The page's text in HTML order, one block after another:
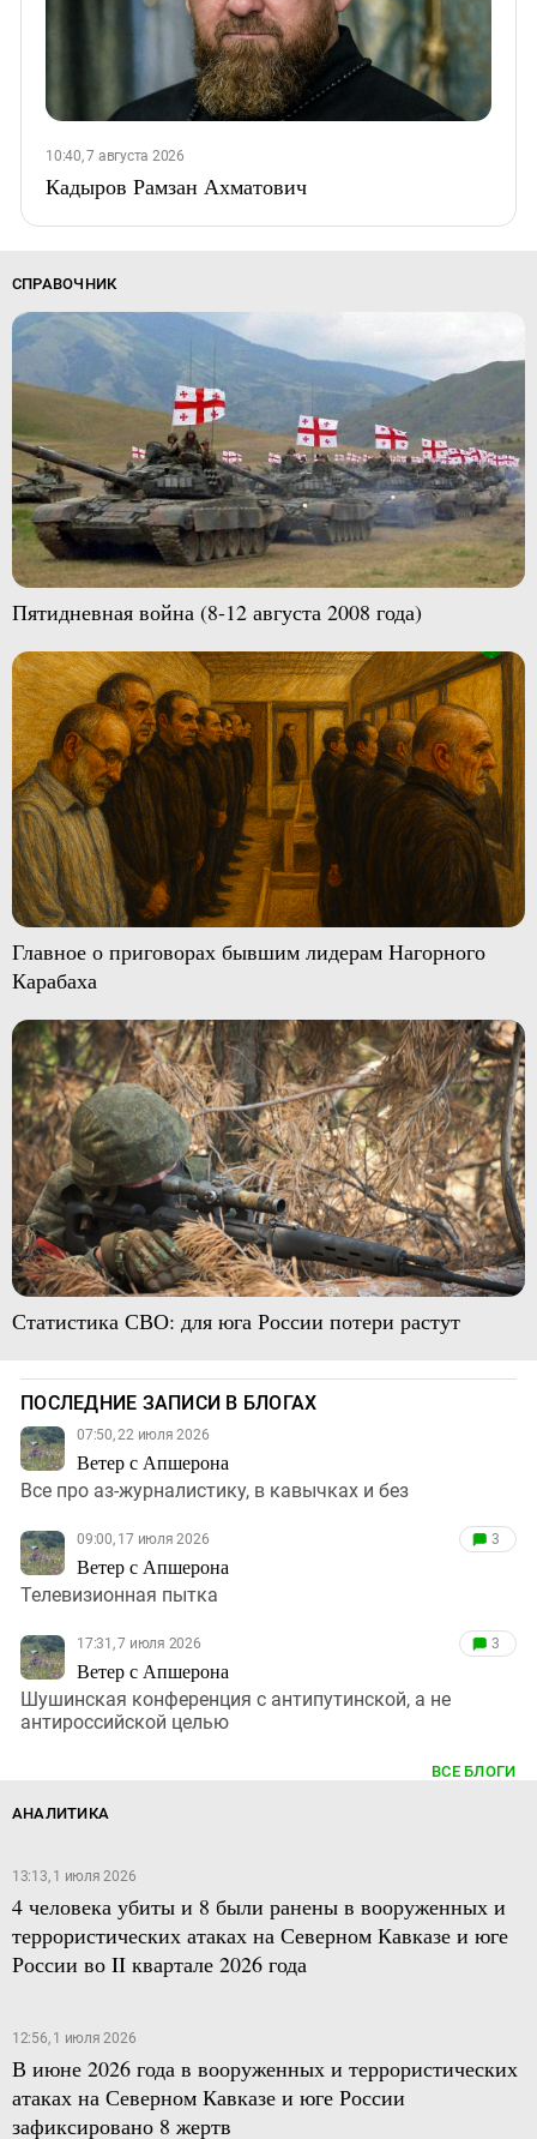
10:40, 7 августа 2026
Кадыров Рамзан Ахматович
СПРАВОЧНИК
Пятидневная война (8-12 августа 2008 года)
Главное о приговорах бывшим лидерам Нагорного
Карабаха
Статистика СВО: для юга России потери растут
ПОСЛЕДНИЕ ЗАПИСИ В БЛОГАХ
07:50, 22 июля 2026
Ветер с Апшерона
Все про аз-журналистику, в кавычках и без
09:00, 17 июля 2026
Ветер с Апшерона
3
Телевизионная пытка
17:31, 7 июля 2026
Ветер с Апшерона
3
Шушинская конференция с антипутинской, а не
антироссийской целью
ВСЕ БЛОГИ
АНАЛИТИКА
13:13, 1 июля 2026
4 человека убиты и 8 были ранены в вооруженных и
террористических атаках на Северном Кавказе и юге
России во II квартале 2026 года
12:56, 1 июля 2026
В июне 2026 года в вооруженных и террористических
атаках на Северном Кавказе и юге России
зафиксировано 8 жертв